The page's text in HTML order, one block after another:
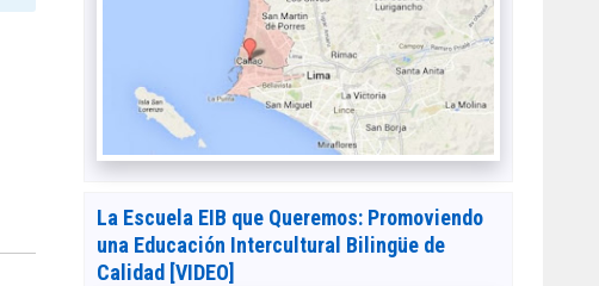
La Escuela EIB que Queremos: Promoviendo
una Educación Intercultural Bilingüe de
Calidad [VIDEO]